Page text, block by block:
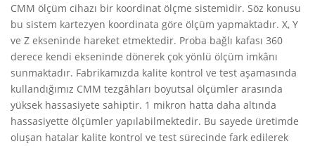
CMM ölçüm cihazı bir koordinat ölçme sistemidir. Söz konusu
bu sistem kartezyen koordinata göre ölçüm yapmaktadır. X, Y
ve Z ekseninde hareket etmektedir. Proba bağlı kafası 360
derece kendi ekseninde dönerek çok yönlü ölçüm imkânı
sunmaktadır. Fabrikamızda kalite kontrol ve test aşamasında
kullandığımız CMM tezgâhları boyutsal ölçümler arasında
yüksek hassasiyete sahiptir. 1 mikron hatta daha altında
hassasiyette ölçümler yapılabilmektedir. Bu sayede üretimde
oluşan hatalar kalite kontrol ve test sürecinde fark edilerek